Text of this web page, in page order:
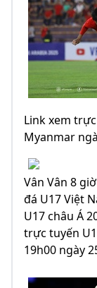
Link xem
Myanmar
Vân Vân 8
đá U17 Việt
U17 châu Á
trực tuyến
19h00 ngày